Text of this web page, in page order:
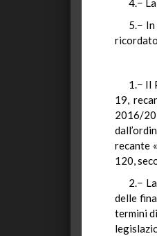
4.−
5.−
1.− Il
19,
2016/
recante
120,
2.−
delle
termini